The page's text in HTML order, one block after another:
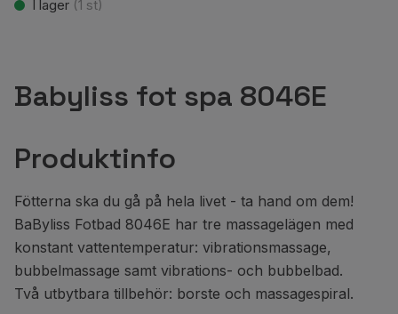
I lager (1 st)
Babyliss fot spa 8046E
Produktinfo
Fötterna ska du gå på hela livet - ta hand om dem!
BaByliss Fotbad 8046E har tre massagelägen med
konstant vattentemperatur: vibrationsmassage,
bubbelmassage samt vibrations- och bubbelbad.
Två utbytbara tillbehör: borste och massagespiral.